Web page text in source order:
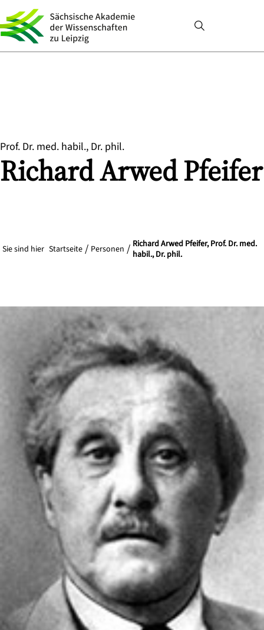
Prof. Dr. med. habil., Dr. phil.
Richard ArwedPfeifer
Sie sind hier Startseite Personen
Richard Arwed Pfeifer, Prof. Dr. med.
habil., Dr. phil.